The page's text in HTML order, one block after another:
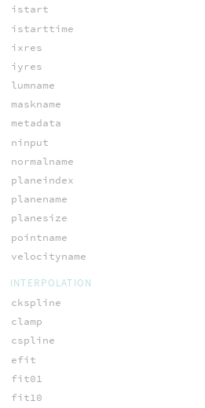
istart
istarttime
ixres
iyres
lumname
maskname
metadata
ninput
normalname
planeindex
planename
planesize
pointname
velocityname
INTERPOLATION
ckspline
clamp
cspline
efit
fit01
fit10